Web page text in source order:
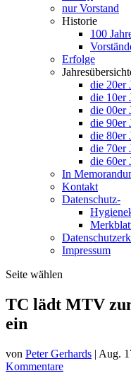
nur Vorstand
Historie
100
Erfolge
die 20er
die 10er
die 00er
die 90er
die 80er
die 70er
die 60er
In
Kontakt
Datenschutz-
Impressum
Seite wählen
TC lädt MTV
ein
von Peter Gerhards | Aug.
Kommentare